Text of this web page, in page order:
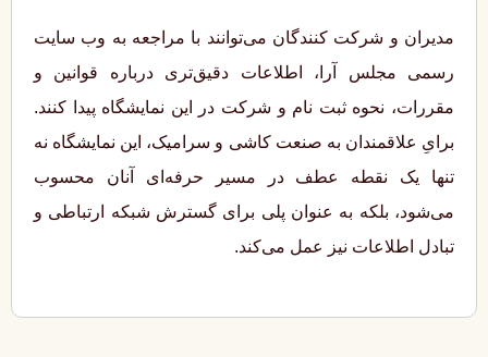
مدیران و شرکت‌ کنندگان می‌توانند با مراجعه به وب ‌سایت
رسمی مجلس آرا، اطلاعات دقیق‌تری درباره قوانین و
مقررات، نحوه ثبت ‌نام و شرکت در این نمایشگاه پیدا کنند.
برایِ علاقمندان به صنعت کاشی و سرامیک، این نمایشگاه نه
تنها یک نقطه عطف در مسیر حرفه‌ای آنان محسوب
می‌شود، بلکه به عنوان پلی برای گسترش شبکه ارتباطی و
تبادل اطلاعات نیز عمل می‌کند.